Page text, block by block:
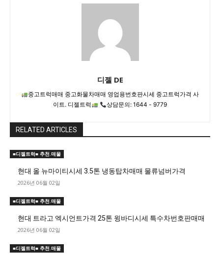
디젤 DE
중고트럭매매 중고화물차매매 영업용번호판시세 중고트럭가격 사
이트. 디젤트럭
상담문의: 1644 - 9779
RELATED ARTICLES
■디젤트럭■ 추천.매물
현대 올 뉴마이티시세 3.5톤 냉동탑차매매 물류넘버가격
2026년 06월 02일
■디젤트럭■ 추천.매물
현대 트라고 엑시언트가격 25톤 윙바디시세 특수차번호판매매
2026년 06월 02일
■디젤트럭■ 추천.매물